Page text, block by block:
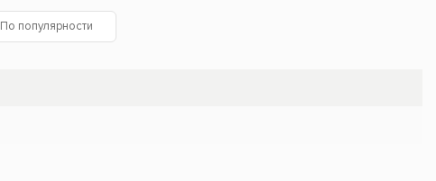
По популярности